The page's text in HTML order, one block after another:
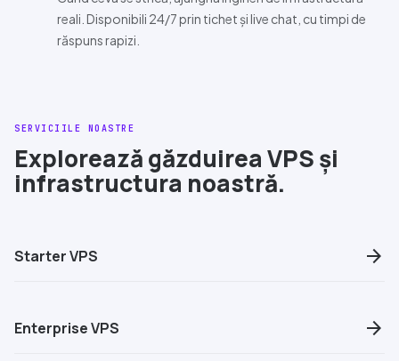
reali. Disponibili 24/7prin tichet și live chat, cu timpi de
răspuns rapizi.
SERVICIILE NOASTRE
Explorează găzduirea VPS și
infrastructura noastră.
Starter VPS arrow_forward
Enterprise VPS arrow_forward